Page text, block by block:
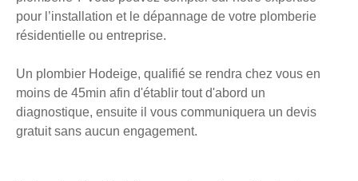
pour l’installation et le dépannage de votre plomberie
résidentielle ou entreprise.
Un plombier Hodeige, qualifié se rendra chez vous en
moins de 45min afin d'établir tout d'abord un
diagnostique, ensuite il vous communiquera un devis
gratuit sans aucun engagement.